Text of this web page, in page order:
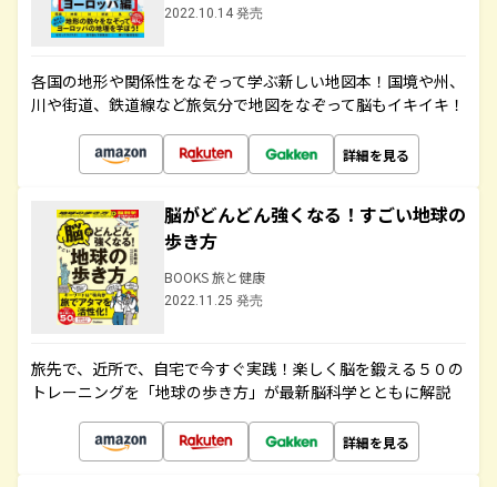
2022.10.14 発売
各国の地形や関係性をなぞって学ぶ新しい地図本！国境や州、
川や街道、鉄道線など旅気分で地図をなぞって脳もイキイキ！
詳細を見る
脳がどんどん強くなる！すごい地球の
歩き方
BOOKS 旅と健康
2022.11.25 発売
旅先で、近所で、自宅で今すぐ実践！楽しく脳を鍛える５０の
トレーニングを「地球の歩き方」が最新脳科学とともに解説
詳細を見る